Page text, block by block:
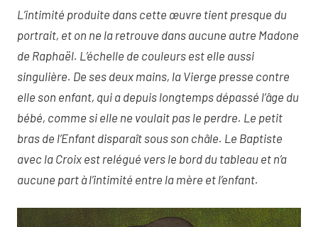
L’intimité produite dans cette œuvre tient presque du
portrait, et on ne la retrouve dans aucune autre Madone
de Raphaël. L’échelle de couleurs est elle aussi
singulière. De ses deux mains, la Vierge presse contre
elle son enfant, qui a depuis longtemps dépassé l’âge du
bébé, comme si elle ne voulait pas le perdre. Le petit
bras de l’Enfant disparaît sous son châle. Le Baptiste
avec la Croix est relégué vers le bord du tableau et n’a
aucune part à l’intimité entre la mère et l’enfant.